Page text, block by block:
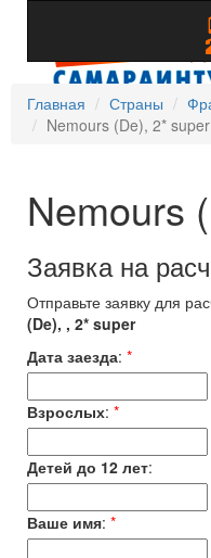
Главная
Страны
Nemours (De), 2* super
Nemours
Заявка на
Отправьте заявку для
(De), , 2* super
Дата заезда: *
Взрослых: *
Детей до 12 лет:
Ваше имя: *